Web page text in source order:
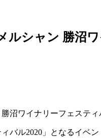
ルシャン 勝沼
沼ワイナリーフェステ
バル2020」となるイ